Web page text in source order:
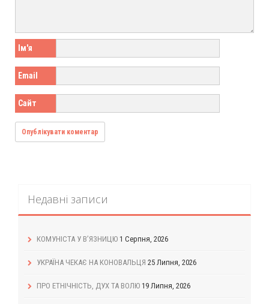
Ім'я
Email
Сайт
Недавні записи
КОМУНІСТА У В’ЯЗНИЦЮ 1 Серпня, 2026
УКРАЇНА ЧЕКАЄ НА КОНОВАЛЬЦЯ 25 Липня, 2026
ПРО ЕТНІЧНІСТЬ, ДУХ ТА ВОЛЮ 19 Липня, 2026